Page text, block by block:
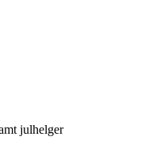
julhelger